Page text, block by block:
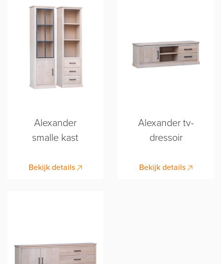
Alexander
smalle kast
Bekijk details
Alexander tv-
dressoir
Bekijk details